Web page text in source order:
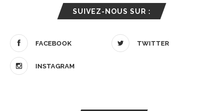
SUIVEZ-NOUS SUR :
FACEBOOK TWITTER
INSTAGRAM